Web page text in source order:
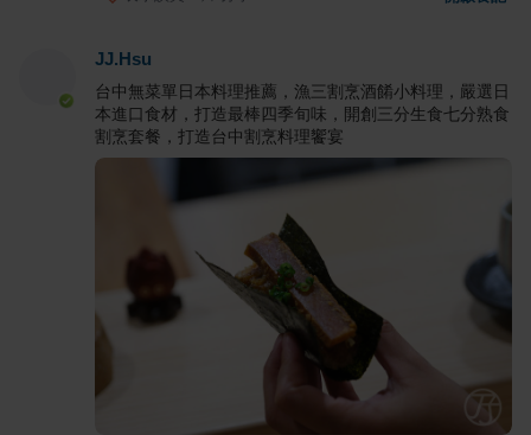
JJ.Hsu
台中無菜單日本料理推薦，漁三割烹酒餚小料理，嚴選日
本進口食材，打造最棒四季旬味，開創三分生食七分熟食
割烹套餐，打造台中割烹料理饗宴